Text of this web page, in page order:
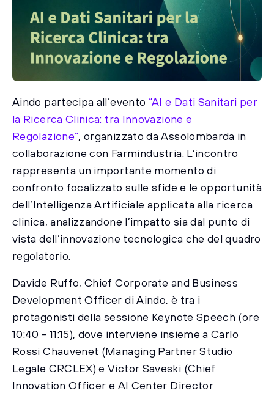
Aindo partecipa all’evento “AI e Dati Sanitari per
la Ricerca Clinica: tra Innovazione e
Regolazione”, organizzato da Assolombarda in
collaborazione con Farmindustria. L’incontro
rappresenta un importante momento di
confronto focalizzato sulle sfide e le opportunità
dell’Intelligenza Artificiale applicata alla ricerca
clinica, analizzandone l’impatto sia dal punto di
vista dell’innovazione tecnologica che del quadro
regolatorio.
Davide Ruffo, Chief Corporate and Business
Development Officer di Aindo, è tra i
protagonisti della sessione Keynote Speech (ore
10:40 - 11:15), dove interviene insieme a Carlo
Rossi Chauvenet (Managing Partner Studio
Legale CRCLEX) e Victor Saveski (Chief
Innovation Officer e AI Center Director